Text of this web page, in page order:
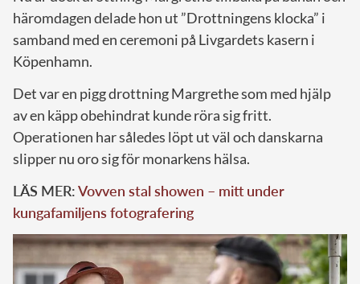
häromdagen delade hon ut ”Drottningens klocka” i
samband med en ceremoni på Livgardets kasern i
Köpenhamn.
Det var en pigg drottning Margrethe som med hjälp
av en käpp obehindrat kunde röra sig fritt.
Operationen har således löpt ut väl och danskarna
slipper nu oro sig för monarkens hälsa.
LÄS MER:Vovven stal showen – mitt under
kungafamiljens fotografering